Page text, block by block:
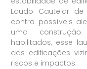
Laudo Cautelar
contra possíveis
uma
habilitados, esse
das edificações
riscos e impactos.